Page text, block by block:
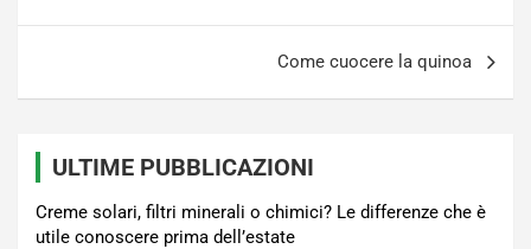
Come cuocere la quinoa
ULTIME PUBBLICAZIONI
Creme solari, filtri minerali o chimici? Le differenze che è
utile conoscere prima dell’estate